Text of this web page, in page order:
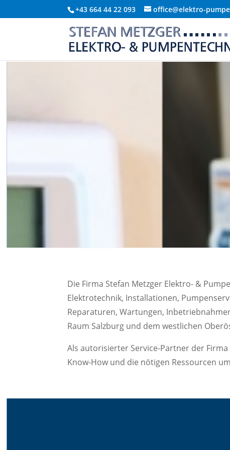
+43 664 44 22 093 office@elektro-
Die Firma Stefan Metzger Elektro- &
Elektrotechnik, Installationen,
Reparaturen, Wartungen,
Raum Salzburg und dem westlichen
Als autorisierter Service-Partner der
Know-How und die nötigen Ressourcen